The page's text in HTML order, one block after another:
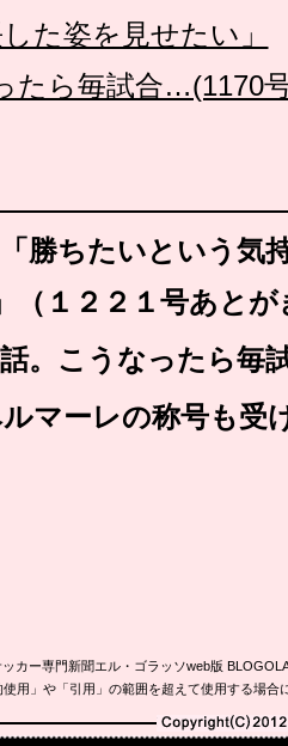
た姿を見せたい」
たら毎試合…(1170
勝ちたいという気
（１２２１号あとが
。こうなったら毎
マーレの称号も受
ッカー専門新聞エル・ゴラッソweb版
用」や「引用」の範囲を超えて使用する場